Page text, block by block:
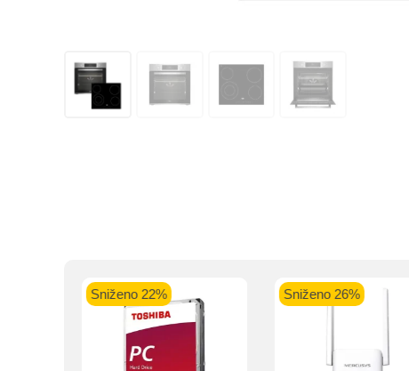
Sniženo 22% Sniženo 26%
Kupovinu na
VISA